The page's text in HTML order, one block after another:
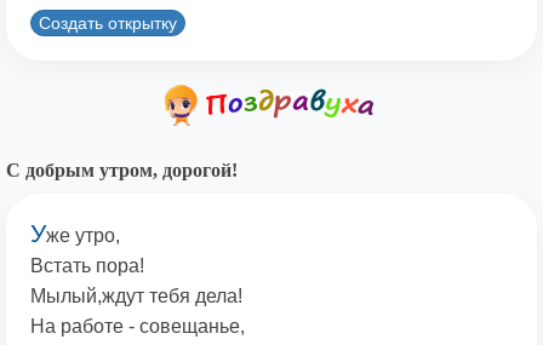
Создать открытку
С добрым утром, дорогой!
Уже утро,
Встать пора!
Мылый,ждут тебя дела!
На работе - совещанье,